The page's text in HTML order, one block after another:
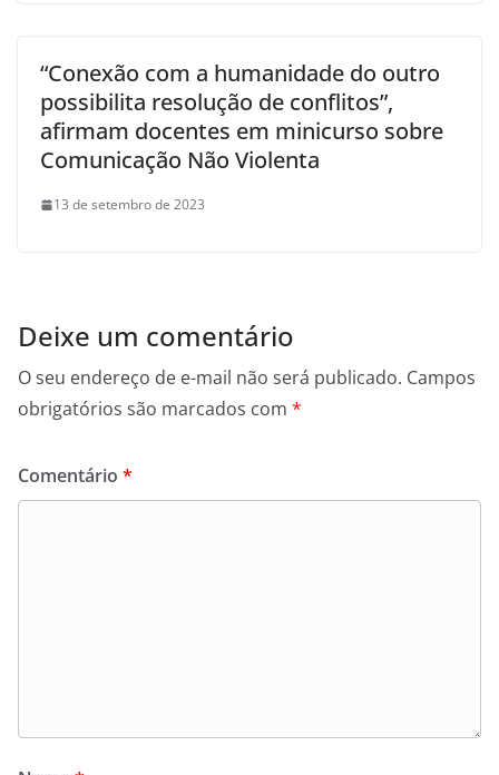
“Conexão com a humanidade do outro
possibilita resolução de conflitos”,
afirmam docentes em minicurso sobre
Comunicação Não Violenta
13 de setembro de 2023
Deixe um comentário
O seu endereço de e-mail não será publicado. Campos
obrigatórios são marcados com *
Comentário *